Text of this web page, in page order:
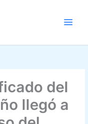
del
llegó a